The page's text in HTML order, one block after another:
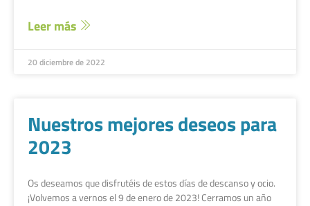
Leer más
20 diciembre de 2022
Nuestros mejores deseos para
2023
Os deseamos que disfrutéis de estos días de descanso y ocio.
¡Volvemos a vernos el 9 de enero de 2023! Cerramos un año